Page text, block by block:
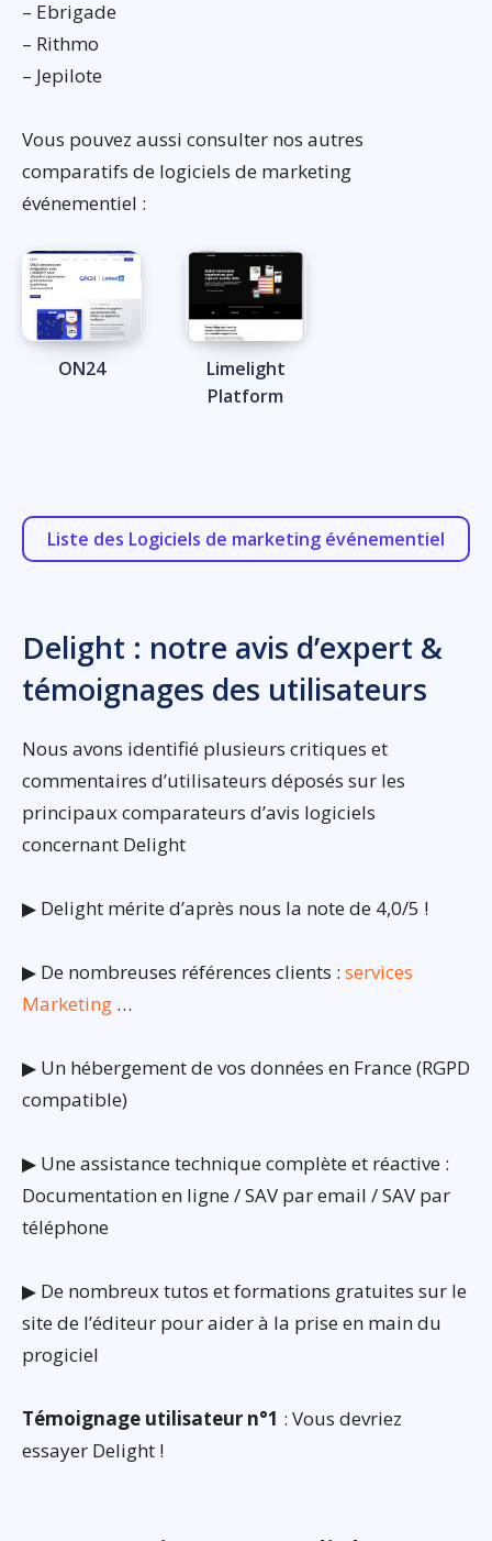
– Ebrigade
– Rithmo
– Jepilote
Vous pouvez aussi consulter nos autres
comparatifs de logiciels de marketing
événementiel :
ON24
Limelight
Platform
Liste des Logiciels de marketing événementiel
Delight : notre avis d’expert &
témoignages des utilisateurs
Nous avons identifié plusieurs critiques et
commentaires d’utilisateurs déposés sur les
principaux comparateurs d’avis logiciels
concernant Delight
▶ Delight mérite d’après nous la note de 4,0/5 !
▶ De nombreuses références clients : services
Marketing …
▶ Un hébergement de vos données en France (RGPD
compatible)
▶ Une assistance technique complète et réactive :
Documentation en ligne / SAV par email / SAV par
téléphone
▶ De nombreux tutos et formations gratuites sur le
site de l’éditeur pour aider à la prise en main du
progiciel
Témoignage utilisateur n°1 : Vous devriez
essayer Delight !